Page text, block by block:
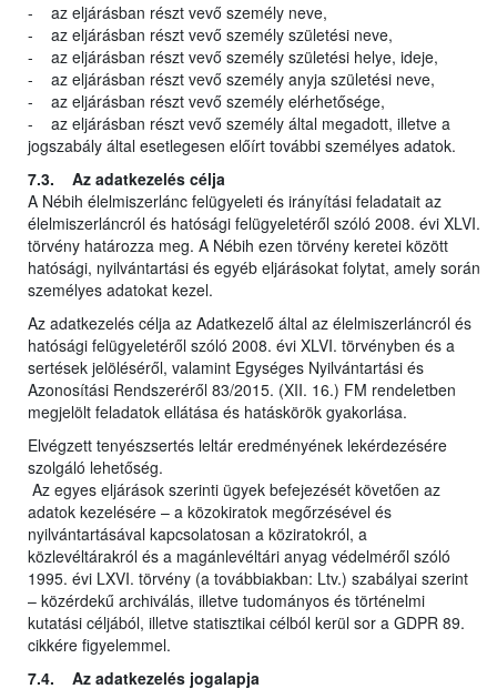
- az eljárásban részt vevő személy neve,
- az eljárásban részt vevő személy születési neve,
- az eljárásban részt vevő személy születési helye, ideje,
- az eljárásban részt vevő személy anyja születési neve,
- az eljárásban részt vevő személy elérhetősége,
- az eljárásban részt vevő személy által megadott, illetve a
jogszabály által esetlegesen előírt további személyes adatok.
7.3. Az adatkezelés célja
A Nébih élelmiszerlánc felügyeleti és irányítási feladatait az
élelmiszerláncról és hatósági felügyeletéről szóló 2008. évi XLVI.
törvény határozza meg. A Nébih ezen törvény keretei között
hatósági, nyilvántartási és egyéb eljárásokat folytat, amely során
személyes adatokat kezel.
Az adatkezelés célja az Adatkezelő által az élelmiszerláncról és
hatósági felügyeletéről szóló 2008. évi XLVI. törvényben és a
sertések jelöléséről, valamint Egységes Nyilvántartási és
Azonosítási Rendszeréről 83/2015. (XII. 16.) FM rendeletben
megjelölt feladatok ellátása és hatáskörök gyakorlása.
Elvégzett tenyészsertés leltár eredményének lekérdezésére
szolgáló lehetőség.
Az egyes eljárások szerinti ügyek befejezését követően az
adatok kezelésére – a közokiratok megőrzésével és
nyilvántartásával kapcsolatosan a köziratokról, a
közlevéltárakról és a magánlevéltári anyag védelméről szóló
1995. évi LXVI. törvény (a továbbiakban: Ltv.) szabályai szerint
– közérdekű archiválás, illetve tudományos és történelmi
kutatási céljából, illetve statisztikai célból kerül sor a GDPR 89.
cikkére figyelemmel.
7.4. Az adatkezelés jogalapja